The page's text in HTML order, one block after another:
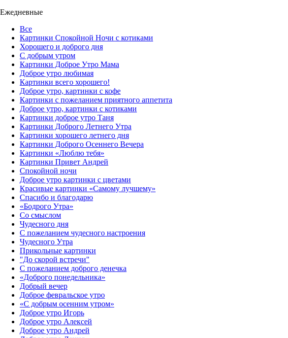
Ежедневные
Все
Картинки Спокойной Ночи с котиками
Хорошего и доброго дня
С добрым утром
Картинки Доброе Утро Мама
Доброе утро любимая
Картинки всего хорошего!
Доброе утро, картинки с кофе
Картинки с пожеланием приятного аппетита
Доброе утро, картинки с котиками
Картинки доброе утро Таня
Картинки Доброго Летнего Утра
Картинки хорошего летнего дня
Картинки Доброго Осеннего Вечера
Картинки «Люблю тебя»
Картинки Привет Андрей
Спокойной ночи
Доброе утро картинки с цветами
Красивые картинки «Самому лучшему»
Спасибо и благодарю
«‎Бодрого Утра»‎
Со смыслом
Чудесного дня
С пожеланием чудесного настроения
Чудесного Утра
Прикольные картинки
"До скорой встречи"
С пожеланием доброго денечка
«Доброго понедельника»‎
Добрый вечер
Доброе февральское утро
«С добрым осенним утром»‎
Доброе утро Игорь
Доброе утро Алексей
Доброе утро Андрей